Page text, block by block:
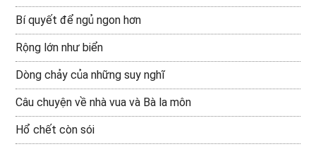
Bí quyết để ngủ ngon hơn
Rộng lớn như biển
Dòng chảy của những suy nghĩ
Câu chuyện về nhà vua và Bà la môn
Hổ chết còn sói